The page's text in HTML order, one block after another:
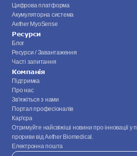
Цифрова платформа
Акумуляторна система
Aether MyoSense
Ресурси
Блог
Ресурси / Завантаження
Часті запитання
Компанія
Підтримка
Про нас
Зв’яжіться з нами
Портал професіоналів
Кар'єра
Отримуйте найсвіжіші новини про інновації у
прориви від Aether Biomedical.
Електронна пошта